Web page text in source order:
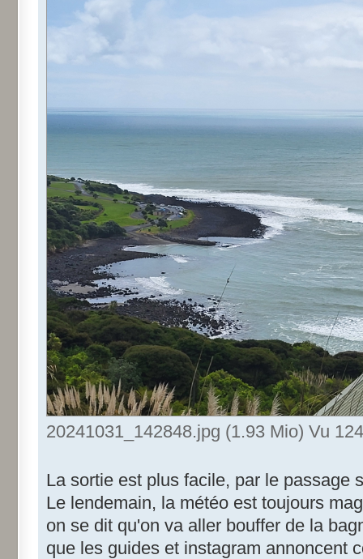
20241031_142848.jpg (1.93 Mio) Vu
La sortie est plus facile, par le passage
Le lendemain, la météo est toujours
on se dit qu'on va aller bouffer de la
que les guides et instagram annoncent